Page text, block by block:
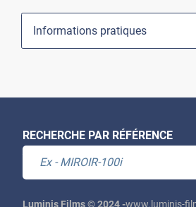
Informations pratiques
RECHERCHE PAR RÉFÉRENCE
Luminis Films © 2024 -www.luminis-